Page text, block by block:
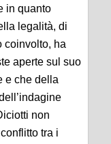
in quanto
legalità, di
coinvolto, ha
aperte sul suo
e che della
non
tra i